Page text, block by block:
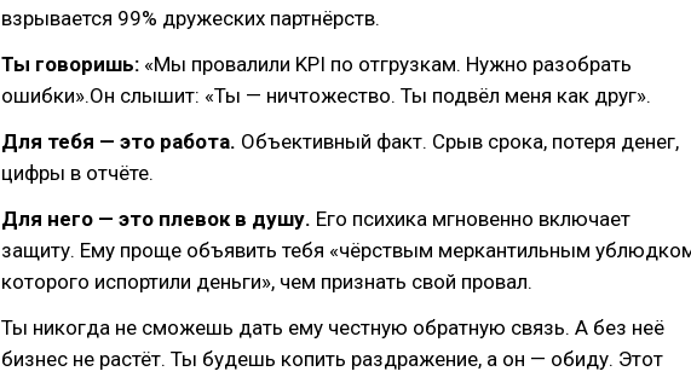
взрывается 99% дружеских партнёрств.
Ты говоришь: «Мы провалили KPI по отгрузкам. Нужно разобрать
ошибки».Он слышит: «Ты — ничтожество. Ты подвёл меня как друг».
Для тебя — это работа. Объективный факт. Срыв срока, потеря денег,
цифры в отчёте.
Для него — это плевок в душу. Его психика мгновенно включает
защиту. Ему проще объявить тебя «чёрствым меркантильным
которого испортили деньги», чем признать свой провал.
Ты никогда не сможешь дать ему честную обратную связь. А без неё
бизнес не растёт. Ты будешь копить раздражение, а он — обиду. Этот